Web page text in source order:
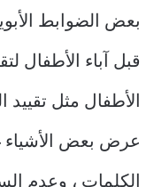
بعض الضوابط
عرض بعض الأشياء
الكلمات ، وعدم